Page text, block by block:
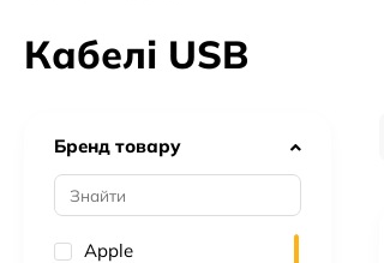
Кабелі USB
Бренд товару
Apple